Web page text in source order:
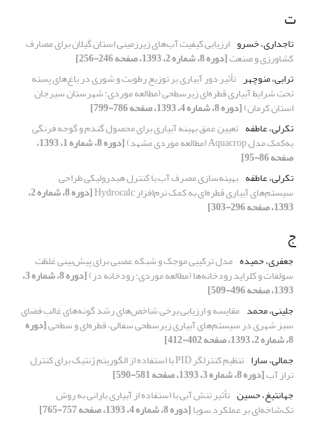
ت
تاجداری، خسرو ارزیابی کیفیت آب‌های زیرزمینی استان گیلان برای مصارف
کشاورزی و صنعت[دوره 8، شماره 2، 1393، صفحه 246-256]
ترابی، منوچهر تأثیر دور آبیاری بر توزیع‌ رطوبت و شوری در باغ‌های پسته
تحت شرایط آبیاری قطره‌ای زیرسطحی (مطالعه موردی: شهرستان سیرجان
استان کرمان)[دوره 8، شماره 4، 1393، صفحه 786-799]
تکرلی، عاطفه تعیین عمق بهینه آبیاری برای محصول گندم و گوجه فرنگی
به‌کمک مدل Aquacrop (مطالعه موردی مشهد) [دوره 8، شماره 1، 1393،
صفحه 86-95]
تکرلی، عاطفه بهینه‌سازی مصرف آب با کنترل هیدرولیکی طراحی
سیستم‌های آبیاری قطره‌ای به کمک نرم‌افزار Hydrocalc [دوره 8، شماره 2،
1393، صفحه 296-303]
ج
جعفری، حمیده مدل ترکیبی موجک و شبکه عصبی برای پیش‌بینی غلظت
سولفات و کلراید رودخانه‌ها (مطالعه موردی: رودخانه دز) [دوره 8، شماره 3،
1393، صفحه 496-509]
جلینی، محمد مقایسه و ارزیابی برخی شاخص‌های رشد گونه‌های غالب فضای
سبز شهری در سیستم‌های آبیاری زیرسطحی سفالی، قطره‌ای و سطحی[دوره
8، شماره 2، 1393، صفحه 402-412]
جمالی، سارا
تنظیم کنترلگر PID با استفاده از الگوریتم ژنتیک برای کنترل
تراز آب[دوره 8، شماره 3، 1393، صفحه 581-590]
جهانتیغ، حسین تأثیر تنش آبی با استفاده از آبیاری بارانی به روش
تک‌شاخه‌ای بر عملکرد سویا[دوره 8، شماره 4، 1393، صفحه 757-765]